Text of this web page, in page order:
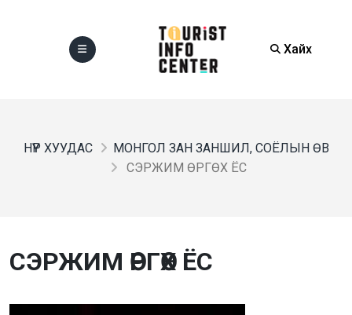
Хайх
НҮҮР ХУУДАС
МОНГОЛ ЗАН ЗАНШИЛ, СОЁЛЫН ӨВ
СЭРЖИМ ӨРГӨХ ЁС
СЭРЖИМ ӨРГӨХ ЁС